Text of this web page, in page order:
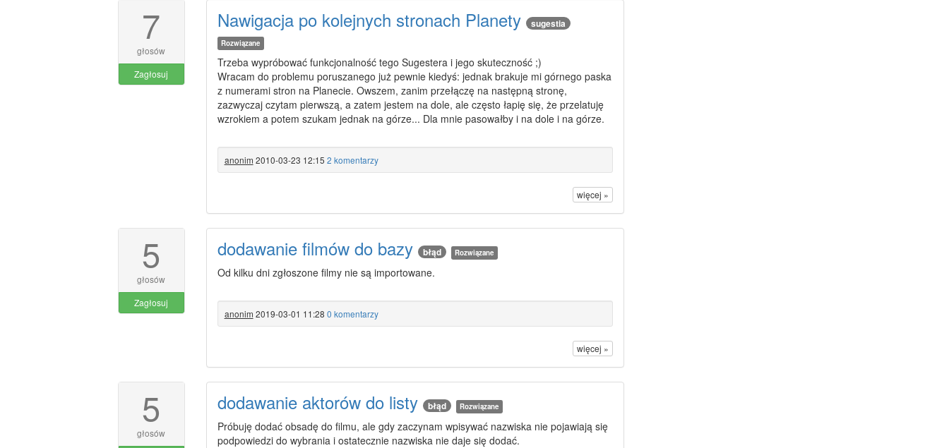
7
głosów
Zagłosuj
Nawigacja po kolejnych stronach Planety sugestia
Rozwiązane
Trzeba wypróbować funkcjonalność tego Sugestera i jego skuteczność ;)
Wracam do problemu poruszanego już pewnie kiedyś: jednak brakuje mi górnego paska
z numerami stron na Planecie. Owszem, zanim przełączę na następną stronę,
zazwyczaj czytam pierwszą, a zatem jestem na dole, ale często łapię się, że przelatuję
wzrokiem a potem szukam jednak na górze... Dla mnie pasowałby i na dole i na górze.
anonim 2010-03-23 12:15 2 komentarzy
więcej »
5
głosów
Zagłosuj
dodawanie filmów do bazy błąd Rozwiązane
Od kilku dni zgłoszone filmy nie są importowane.
anonim 2019-03-01 11:28 0 komentarzy
więcej »
5
głosów
dodawanie aktorów do listy błąd Rozwiązane
Próbuję dodać obsadę do filmu, ale gdy zaczynam wpisywać nazwiska nie pojawiają się
podpowiedzi do wybrania i ostatecznie nazwiska nie daje się dodać.